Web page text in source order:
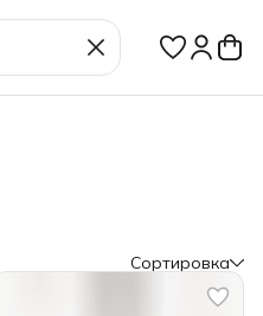
Сортировка